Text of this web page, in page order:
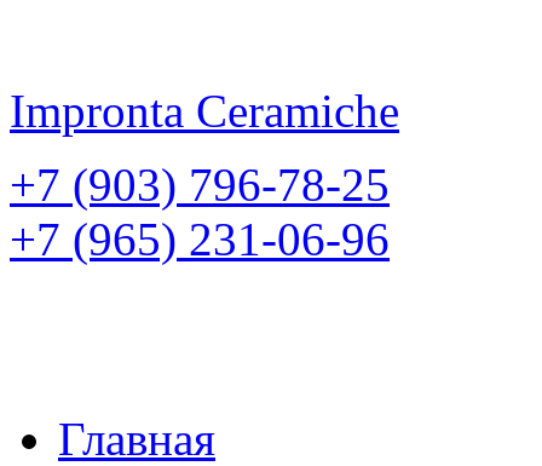
Impronta Ceramiche
+7 (903) 796-78-25
+7 (965) 231-06-96
Главная